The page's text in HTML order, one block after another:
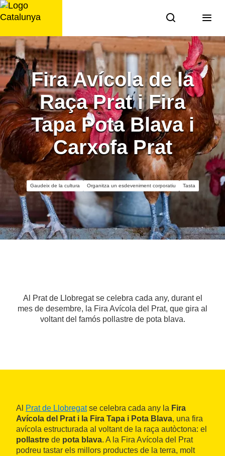
Saltar
al
Fira Avícola de la
Raça Prat i Fira
Tapa Pota Blava i
Carxofa Prat
Gaudeix de la cultura Organitza un esdeveniment corporatiu Tasta
Al Prat de Llobregat se celebra cada any, durant el
mes de desembre, la Fira Avícola del Prat, que gira al
voltant del famós pollastre de pota blava.
Al Prat de Llobregatse celebra cada any la Fira
Avícola del Prat i la Fira Tapa i Pota Blava, una fira
avícola estructurada al voltant de la raça autòctona: el
pollastre de pota blava. A la Fira Avícola del Prat
podreu tastar els millors productes de la terra, molt